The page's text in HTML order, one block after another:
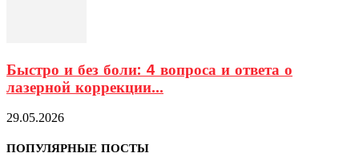
Быстро и без боли: 4 вопроса и ответа о
лазерной коррекции...
29.05.2026
ПОПУЛЯРНЫЕ ПОСТЫ